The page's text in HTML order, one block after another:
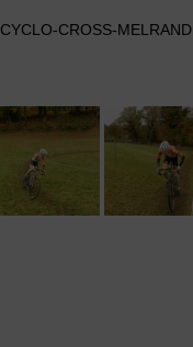
CYCLO-CROSS-MELRAND